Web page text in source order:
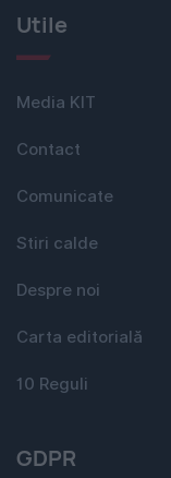
Utile
Media KIT
Contact
Comunicate
Stiri calde
Despre noi
Carta editorială
10 Reguli
GDPR